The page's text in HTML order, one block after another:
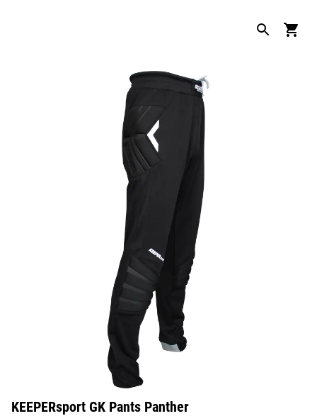
KEEPERsport GK Pants Panther